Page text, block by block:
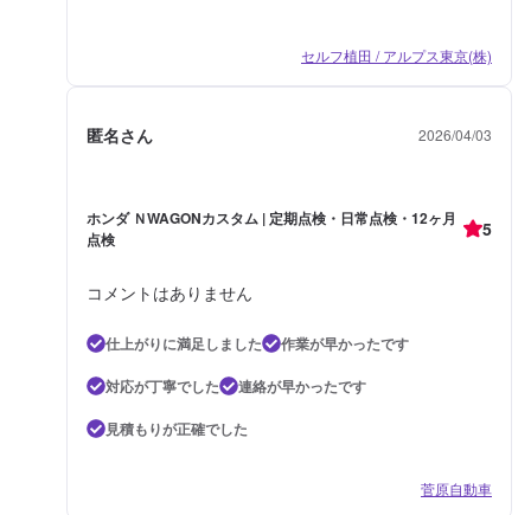
セルフ植田 / アルプス東京(株)
匿名さん 2026/04/03
ホンダ ＮWAGONカスタム | 定期点検・日常点検・12ヶ月
点検
5
コメントはありません
仕上がりに満足しました
作業が早かったです
対応が丁寧でした
連絡が早かったです
見積もりが正確でした
菅原自動車